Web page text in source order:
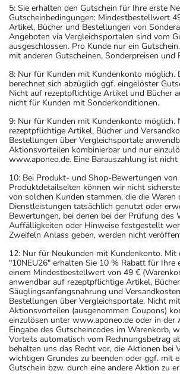
5: Sie erhalten den Gutschein für Ihre erste
Gutscheinbedingungen: Mindestbestellwert
Artikel, Bücher und Bestellungen von
Angeboten via Vergleichsportalen sind vom
ausgeschlossen. Pro Kunde nur ein
mit anderen Gutscheinen, Sonderpreisen und
8: Nur für Kunden mit Kundenkonto möglich.
berechnet sich abzüglich ggf. eingelöster
Nicht auf rezeptpflichtige Artikel und Bücher
nicht für Kunden mit Sonderkonditionen.
9: Nur für Kunden mit Kundenkonto möglich.
rezeptpflichtige Artikel, Bücher und
Bestellungen über Vergleichsportale
Aktionsvorteilen kombinierbar und nur
www.aponeo.de. Eine Barauszahlung ist
10: Bei Produkt- und Shop-Bewertungen von
Produktdetailseiten können wir nicht
von solchen Kunden stammen, die die Waren
Dienstleistungen tatsächlich genutzt oder
Bewertungen, bei denen bei der Prüfung des
Auffälligkeiten oder Hinweise festgestellt
Zweifeln Anlass geben, werden nicht
12: Nur für Neukunden mit Kundenkonto. Mit
"10NEU26" erhalten Sie 10 % Rabatt für Ihre
einem Mindestbestellwert von 49 €
anwendbar auf rezeptpflichtige Artikel,
Säuglingsanfangsnahrung und
Bestellungen über Vergleichsportale. Nicht
Aktionsvorteilen (ausgenommen Coupons)
einzulösen unter www.aponeo.de oder in der
Eingabe des Gutscheincodes im Warenkorb,
Vorteils automatisch vom Rechnungsbetrag
behalten uns das Recht vor, die Aktionen bei
wichtigen Grundes zu beenden oder ggf. mit
Gutschein bzw. durch eine andere Aktion zu